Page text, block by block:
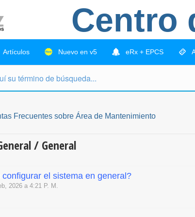
Centro
Artículos Nuevo en v5 eRx + EPCS
Frecuentes sobre Área de Mantenimiento
/ General
configurar el sistema en general?
2026 a 4:21 P. M.